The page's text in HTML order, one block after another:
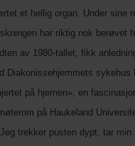
et hellig organ. Under
har riktig nok
av 1980-tallet, fikk
Diakonissehjemmets
på hjernen»; en
på Haukeland
trekker pusten dypt, tar